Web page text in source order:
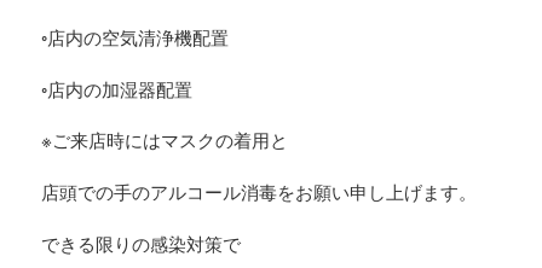
◦店内の空気清浄機配置
◦店内の加湿器配置
※ご来店時にはマスクの着用と
店頭での手のアルコール消毒をお願い申し上げます。
できる限りの感染対策で